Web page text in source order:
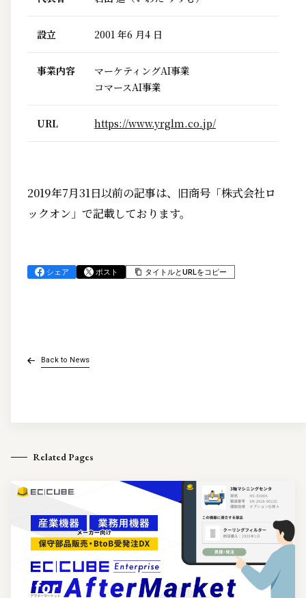
設立 2001 年6 月4 日
事業内容
マーケティングAI事業
コマースAI事業
URL https://www.yrglm.co.jp/
2019年7月31日以前の記事は、旧商号「株式会社ロ
ックオン」で記載しております。
シェア ポスト タイトルとURLをコピー
Back to News
Related Pages